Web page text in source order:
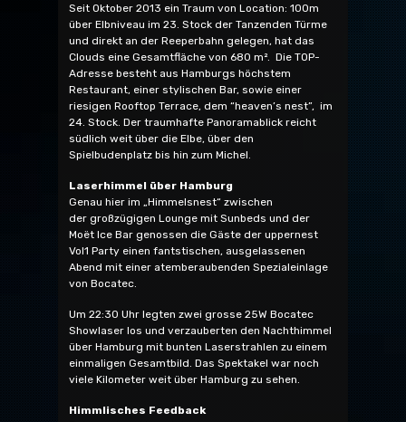
Seit Oktober 2013 ein Traum von Location: 100m
über Elbniveau im 23. Stock der Tanzenden Türme
und direkt an der Reeperbahn gelegen, hat das
Clouds eine Gesamtfläche von 680 m². Die TOP-
Adresse besteht aus Hamburgs höchstem
Restaurant, einer stylischen Bar, sowie einer
riesigen Rooftop Terrace, dem “heaven’s nest”, im
24. Stock. Der traumhafte Panoramablick reicht
südlich weit über die Elbe, über den
Spielbudenplatz bis hin zum Michel.
Laserhimmel über Hamburg
Genau hier im „Himmelsnest“ zwischen
der großzügigen Lounge mit Sunbeds und der
Moët Ice Bar genossen die Gäste der uppernest
Vol1 Party einen fantstischen, ausgelassenen
Abend mit einer atemberaubenden Spezialeinlage
von Bocatec.
Um 22:30 Uhr legten zwei grosse 25W Bocatec
Showlaser los und verzauberten den Nachthimmel
über Hamburg mit bunten Laserstrahlen zu einem
einmaligen Gesamtbild. Das Spektakel war noch
viele Kilometer weit über Hamburg zu sehen.
Himmlisches Feedback